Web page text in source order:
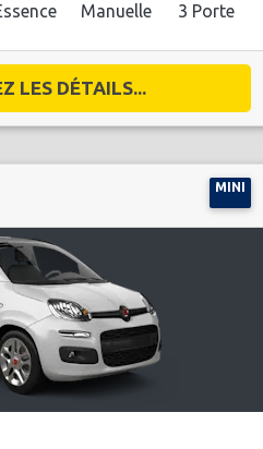
Manuelle 3 Porte
LES DÉTAILS...
MINI